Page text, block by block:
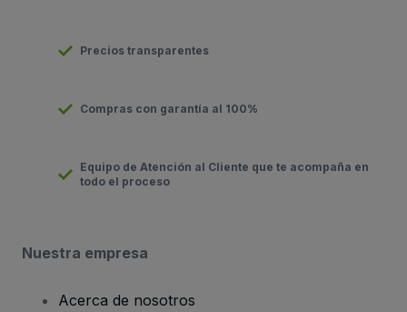
Precios transparentes
Compras con garantía al 100%
Equipo de Atención al Cliente que te acompaña en
todo el proceso
Nuestra empresa
Acerca de nosotros